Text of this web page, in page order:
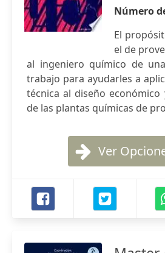
Número
El
el de
al ingeniero químico de
trabajo para ayudarles a
técnica al diseño
de las plantas químicas de
Ver